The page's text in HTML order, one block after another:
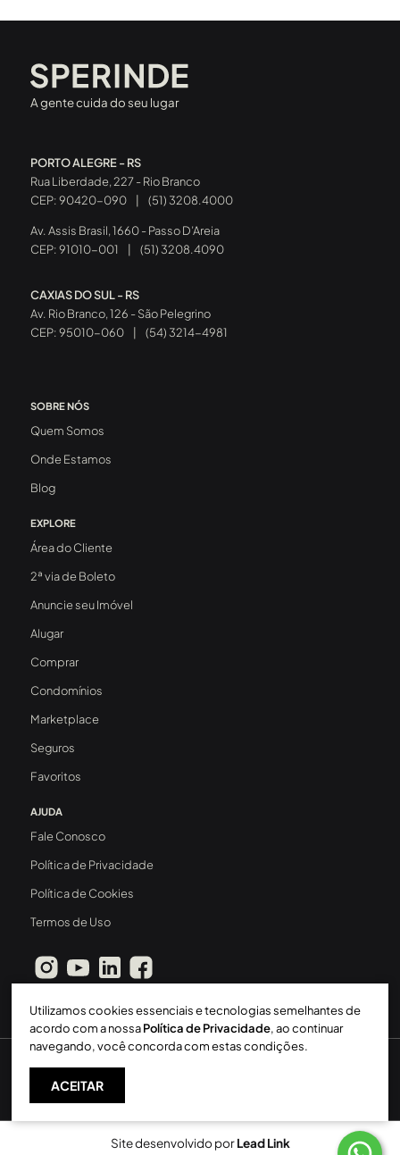
A gente cuida do seu lugar
PORTO ALEGRE - RS
Rua Liberdade, 227 - Rio Branco
CEP: 90420-090
(51) 3208.4000
Av. Assis Brasil, 1660 - Passo D’Areia
CEP: 91010-001
(51) 3208.4090
CAXIAS DO SUL - RS
Av. Rio Branco, 126 - São Pelegrino
CEP: 95010-060
(54) 3214-4981
SOBRE NÓS
Quem Somos
Onde Estamos
Blog
EXPLORE
Área do Cliente
2ª via de Boleto
Anuncie seu Imóvel
Alugar
Comprar
Condomínios
Marketplace
Seguros
Favoritos
AJUDA
Fale Conosco
Política de Privacidade
Política de Cookies
Termos de Uso
Sperinde Gestão Imobiliária LTDA
Todos os direitos reservados
Site desenvolvido porLead Link
Utilizamos cookies essenciais e tecnologias semelhantes de
acordo com a nossaPolítica de Privacidade, ao continuar
navegando, você concorda com estas condições.
ACEITAR